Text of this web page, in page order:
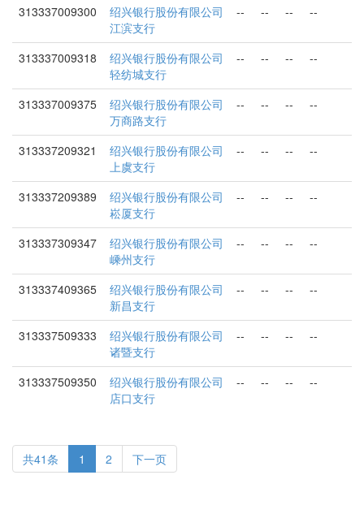
313337009300
绍兴银行股份有限公司
江滨支行
-- -- -- --
313337009318
绍兴银行股份有限公司
轻纺城支行
-- -- -- --
313337009375
绍兴银行股份有限公司
万商路支行
-- -- -- --
313337209321
绍兴银行股份有限公司
上虞支行
-- -- -- --
313337209389
绍兴银行股份有限公司
崧厦支行
-- -- -- --
313337309347
绍兴银行股份有限公司
嵊州支行
-- -- -- --
313337409365
绍兴银行股份有限公司
新昌支行
-- -- -- --
313337509333
绍兴银行股份有限公司
诸暨支行
-- -- -- --
313337509350
绍兴银行股份有限公司
店口支行
-- -- -- --
共41条 1 2 下一页